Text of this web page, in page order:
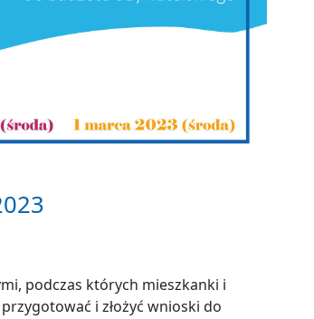
podczas których mieszkanki i
i złożyć wnioski do